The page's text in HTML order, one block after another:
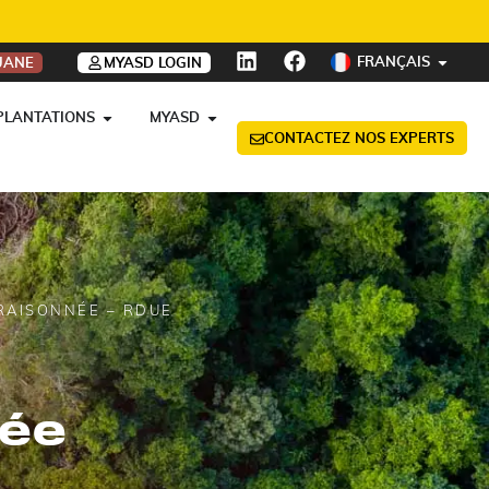
MYASD LOGIN FRANÇAIS
MYASD
CONTACTEZ NOS EXPERTS
– RDUE